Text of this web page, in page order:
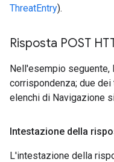
ThreatEntry).
Risposta POST
Nell'esempio
corrispondenza; due
elenchi di Navigazione
Intestazione della
L'intestazione della